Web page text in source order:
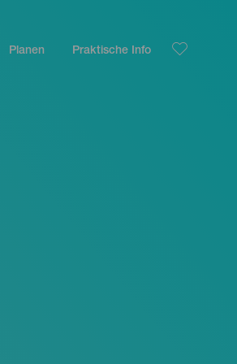
Planen Praktische Info